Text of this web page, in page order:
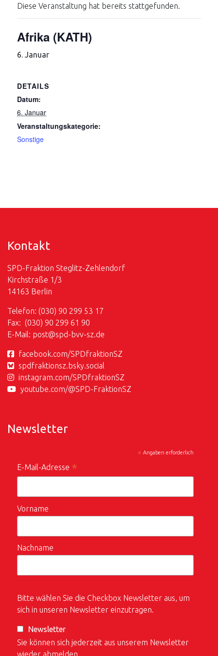
Diese Veranstaltung hat bereits stattgefunden.
Afrika (KATH)
6. Januar
DETAILS
Datum:
6. Januar
Veranstaltungskategorie:
Sonstige
Kontakt
SPD-Fraktion Steglitz-Zehlendorf
Kirchstraße 1/3
14163 Berlin
Telefon: (030) 90 299 53 17
Fax: (030) 90 299 61 90
E-Mail: post@spd-bvv-sz.de
facebook.com/SPDfraktionSZ
spdfraktionsz.bsky.social
instagram.com/SPDfraktionSZ
youtube.com/@SPD-FraktionSZ
Newsletter
* Angaben erforderlich
E-Mail-Adresse *
Vorname
Nachname
Bitte wählen Sie die Checkbox Newsletter aus, um
sich in unseren Newsletter einzutragen.
Newsletter
Sie können sich jederzeit aus unserem Newsletter
wieder abmelden.